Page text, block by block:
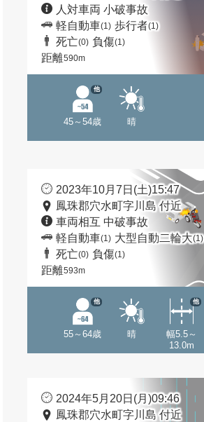
人対車両 小破事故
軽自動車(1) 歩行者(1)
死亡(0) 負傷(1)
距離590m
45～54歳
他
晴
2023年10月7日(土)15:47
鳳珠郡穴水町字川島 付近
車両相互 中破事故
軽自動車(1) 大型自動二輪大(1)
死亡(0) 負傷(1)
距離593m
55～64歳
他
晴
幅5.5～
13.0m
他
2024年5月20日(月)09:46
鳳珠郡穴水町字川島 付近